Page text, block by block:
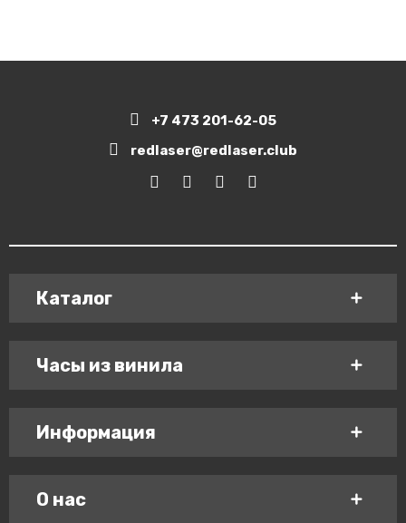
+7 473 201-62-05
redlaser@redlaser.club
Каталог
Часы из винила
Информация
О нас